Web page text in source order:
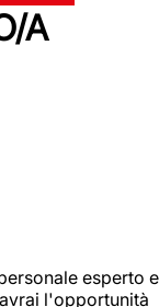
A
esperto e
l'opportunità